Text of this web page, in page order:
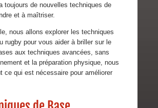
toujours de nouvelles techniques de
et à maîtriser.
nous allons explorer les techniques
rugby pour vous aider à briller sur le
aux techniques avancées, sans
et la préparation physique, nous
ce qui est nécessaire pour améliorer